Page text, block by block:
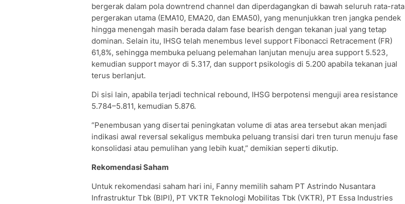
bergerak dalam pola downtrend channel dan diperdagangkan di bawah seluruh rata-rata
pergerakan utama (EMA10, EMA20, dan EMA50), yang menunjukkan tren jangka pendek
hingga menengah masih berada dalam fase bearish dengan tekanan jual yang tetap
dominan. Selain itu, IHSG telah menembus level support Fibonacci Retracement (FR)
61,8%, sehingga membuka peluang pelemahan lanjutan menuju area support 5.523,
kemudian support mayor di 5.317, dan support psikologis di 5.200 apabila tekanan jual
terus berlanjut.
Di sisi lain, apabila terjadi technical rebound, IHSG berpotensi menguji area resistance
5.784–5.811, kemudian 5.876.
“Penembusan yang disertai peningkatan volume di atas area tersebut akan menjadi
indikasi awal reversal sekaligus membuka peluang transisi dari tren turun menuju fase
konsolidasi atau pemulihan yang lebih kuat,” demikian seperti dikutip.
Rekomendasi Saham
Untuk rekomendasi saham hari ini, Fanny memilih saham PT Astrindo Nusantara
Infrastruktur Tbk (BIPI), PT VKTR Teknologi Mobilitas Tbk (VKTR), PT Essa Industries